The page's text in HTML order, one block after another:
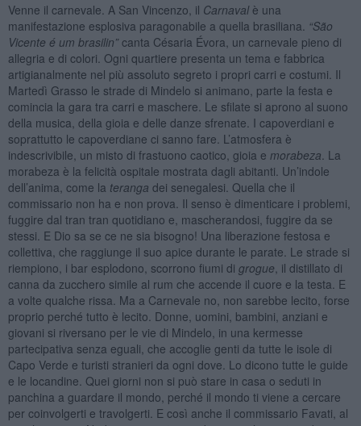
Venne il carnevale. A San Vincenzo, il Carnavalè una
manifestazione esplosiva paragonabile a quella brasiliana. “São
Vicente é um brasilin”canta Césaria Évora, un carnevale pieno di
allegria e di colori. Ogni quartiere presenta un tema e fabbrica
artigianalmente nel più assoluto segreto i propri carri e costumi. Il
Martedì Grasso le strade di Mindelo si animano, parte la festa e
comincia la gara tra carri e maschere. Le sfilate si aprono al suono
della musica, della gioia e delle danze sfrenate. I capoverdiani e
soprattutto le capoverdiane ci sanno fare. L’atmosfera è
indescrivibile, un misto di frastuono caotico, gioia e morabeza . La
morabeza è la felicità ospitale mostrata dagli abitanti. Un’indole
dell’anima, come la teranga dei senegalesi. Quella che il
commissario non ha e non prova. Il senso è dimenticare i problemi,
fuggire dal tran tran quotidiano e, mascherandosi, fuggire da se
stessi. E Dio sa se ce ne sia bisogno! Una liberazione festosa e
collettiva, che raggiunge il suo apice durante le parate. Le strade si
riempiono, i bar esplodono, scorrono fiumi di grogue , il distillato di
canna da zucchero simile al rum che accende il cuore e la testa. E
a volte qualche rissa. Ma a Carnevale no, non sarebbe lecito, forse
proprio perché tutto è lecito. Donne, uomini, bambini, anziani e
giovani si riversano per le vie di Mindelo, in una kermesse
partecipativa senza eguali, che accoglie genti da tutte le isole di
Capo Verde e turisti stranieri da ogni dove. Lo dicono tutte le guide
e le locandine. Quei giorni non si può stare in casa o seduti in
panchina a guardare il mondo, perché il mondo ti viene a cercare
per coinvolgerti e travolgerti. E così anche il commissario Favati, al